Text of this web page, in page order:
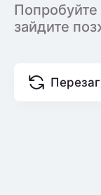
Попробуйте
зайдите